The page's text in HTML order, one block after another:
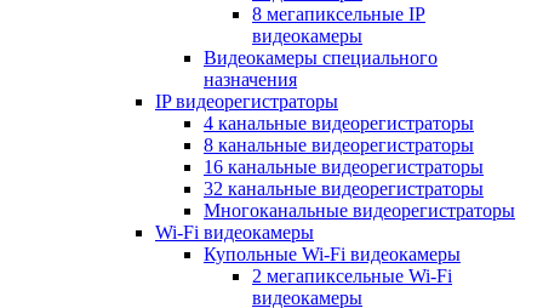
8 мегапиксельные IP
видеокамеры
Видеокамеры специального
назначения
IP видеорегистраторы
4 канальные видеорегистраторы
8 канальные видеорегистраторы
16 канальные видеорегистраторы
32 канальные видеорегистраторы
Многоканальные видеорегистраторы
Wi-Fi видеокамеры
Купольные Wi-Fi видеокамеры
2 мегапиксельные Wi-Fi
видеокамеры